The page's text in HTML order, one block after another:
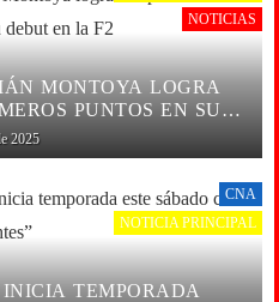
NOTICIAS
MONTOYA LOGRA
PUNTOS EN SU
LA F2
2025
CNA
NOTICIA PRINCIPAL
TEMPORADA